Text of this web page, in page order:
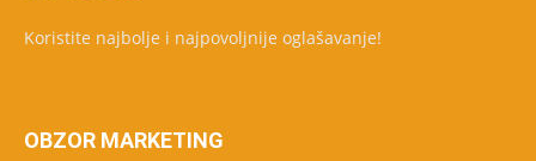
Koristite najbolje i najpovoljnije oglašavanje!
OBZOR MARKETING